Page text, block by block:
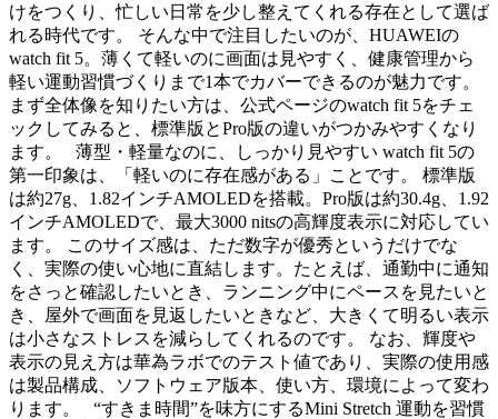
けをつくり、忙しい日常を少し整えてくれる存在として選ば
れる時代です。 そんな中で注目したいのが、HUAWEIの
watch fit 5。薄くて軽いのに画面は見やすく、健康管理から
軽い運動習慣づくりまで1本でカバーできるのが魅力です。
まず全体像を知りたい方は、公式ページのwatch fit 5をチェ
ックしてみると、標準版とPro版の違いがつかみやすくなり
ます。 薄型・軽量なのに、しっかり見やすい watch fit 5の
第一印象は、「軽いのに存在感がある」ことです。 標準版
は約27g、1.82インチAMOLEDを搭載。Pro版は約30.4g、1.92
インチAMOLEDで、最大3000 nitsの高輝度表示に対応してい
ます。 このサイズ感は、ただ数字が優秀というだけでな
く、実際の使い心地に直結します。たとえば、通勤中に通知
をさっと確認したいとき、ランニング中にペースを見たいと
き、屋外で画面を見返したいときなど、大きくて明るい表示
は小さなストレスを減らしてくれるのです。 なお、輝度や
表示の見え方は華為ラボでのテスト値であり、実際の使用感
は製品構成、ソフトウェア版本、使い方、環境によって変わ
ります。 “すきま時間”を味方にするMini Stretch 運動を習慣